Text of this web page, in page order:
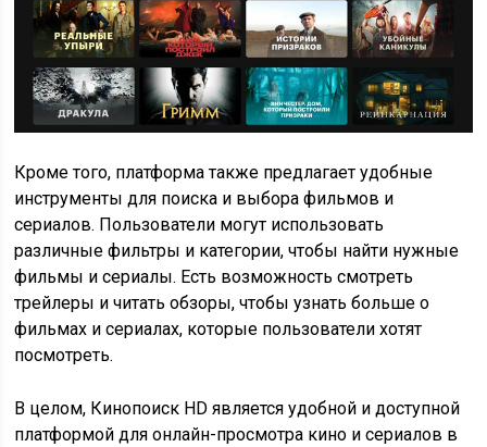
Кроме того, платформа также предлагает удобные
инструменты для поиска и выбора фильмов и
сериалов. Пользователи могут использовать
различные фильтры и категории, чтобы найти нужные
фильмы и сериалы. Есть возможность смотреть
трейлеры и читать обзоры, чтобы узнать больше о
фильмах и сериалах, которые пользователи хотят
посмотреть.
В целом, Кинопоиск HD является удобной и доступной
платформой для онлайн-просмотра кино и сериалов в